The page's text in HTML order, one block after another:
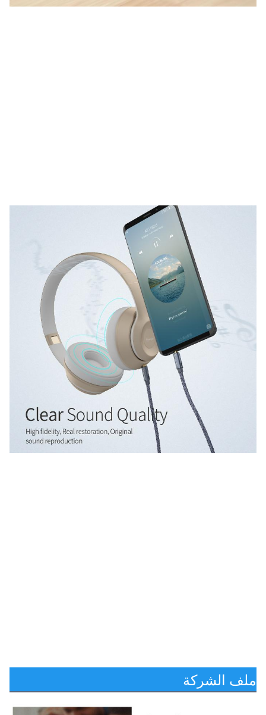
ملف الشركة